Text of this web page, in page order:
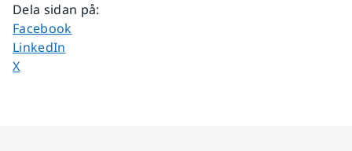
Dela sidan på:
Dela sidan på
Facebook
Dela sidan på
LinkedIn
Dela sidan på
X